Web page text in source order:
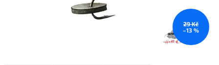
29 Kč
–13 %